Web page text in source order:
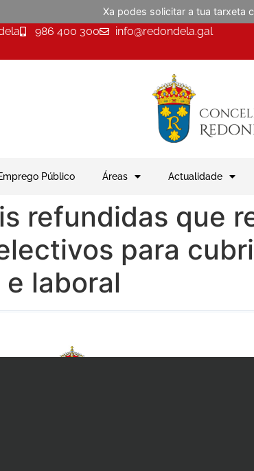
Xa podes solicitar a tua tarxeta
986 400 300 info@redondela.gal
Público Áreas Actualidade
refundidas que
para
laboral